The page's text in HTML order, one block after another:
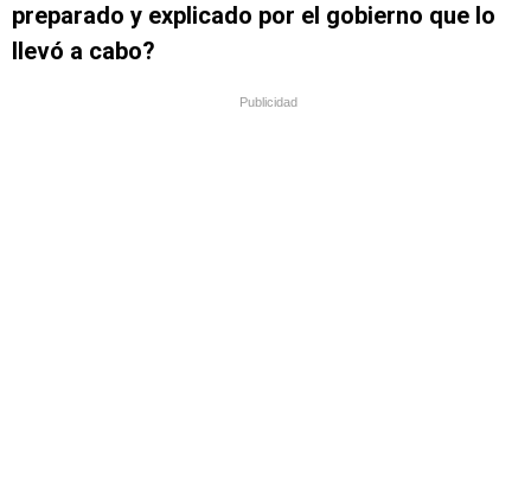
preparado y explicado por el gobierno que lo
llevó a cabo?
Publicidad